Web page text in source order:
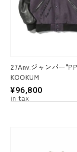
27Anv.ジャンパー
KOOKUM
¥96,800